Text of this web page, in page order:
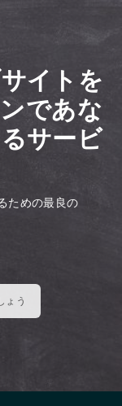
イトを
であな
サービ
ための最良の
ょう